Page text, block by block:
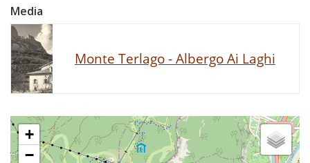
Media
Monte Terlago - Albergo Ai Laghi
+
−